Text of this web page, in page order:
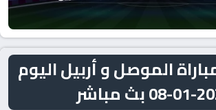
الموصل و أربيل اليوم
مباشر